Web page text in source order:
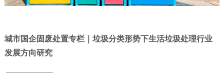
城市国企固废处置专栏｜垃圾分类形势下生活垃圾处理行业
发展方向研究